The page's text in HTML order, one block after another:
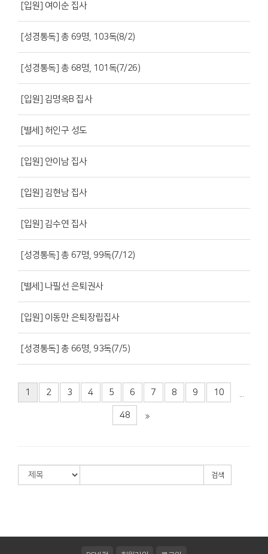
[입원] 여이순 집사
[성경통독] 총 69명, 103독(8/2)
[성경통독] 총 68명, 101독(7/26)
[입원] 김명옥B 집사
[별세] 허인구 성도
[입원] 안이남 집사
[입원] 김현남 집사
[입원] 김수연 집사
[성경통독] 총 67명, 99독(7/12)
[별세] 나필선 은퇴권사
[입원] 이동만 은퇴장립집사
[성경통독] 총 66명, 93독(7/5)
1 2 3 4 5 6 7 8 9 10
48
검색